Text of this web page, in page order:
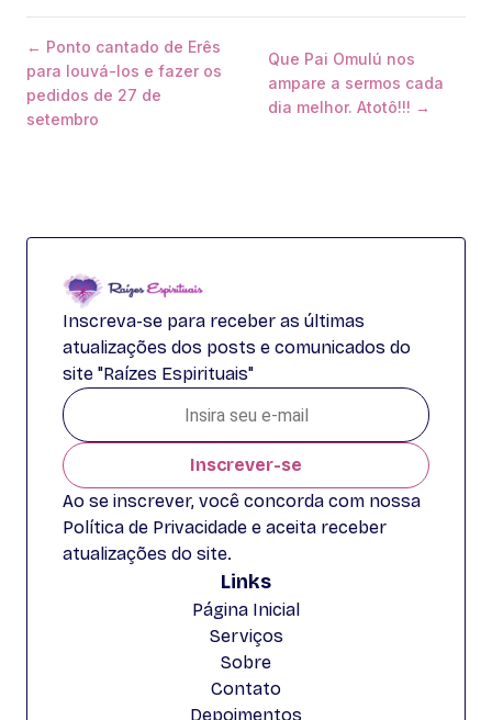
← Ponto cantado de Erês
para louvá-los e fazer os
pedidos de 27 de
setembro
Que Pai Omulú nos
ampare a sermos cada
dia melhor. Atotô!!! →
Inscreva-se para receber as últimas
atualizações dos posts e comunicados do
site "Raízes Espirituais"
Inscrever-se
Ao se inscrever, você concorda com nossa
Política de Privacidade e aceita receber
atualizações do site.
Links
Página Inicial
Serviços
Sobre
Contato
Depoimentos